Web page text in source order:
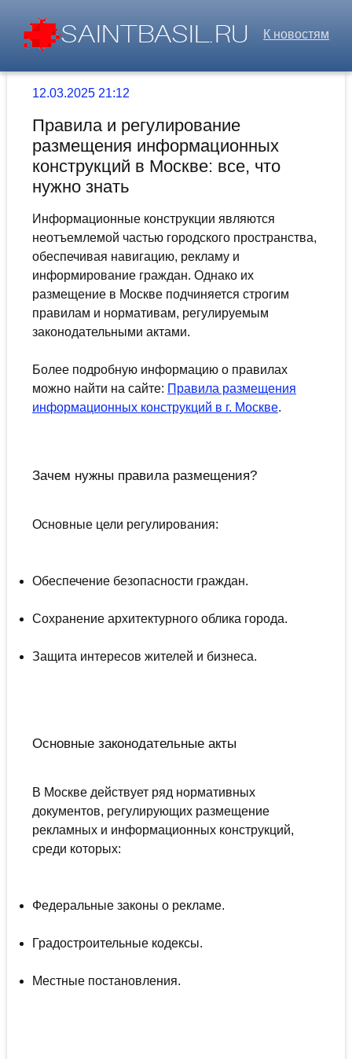
К новостям
12.03.2025 21:12
Правила и регулирование
размещения информационных
конструкций в Москве: все, что
нужно знать
Информационные конструкции являются
неотъемлемой частью городского пространства,
обеспечивая навигацию, рекламу и
информирование граждан. Однако их
размещение в Москве подчиняется строгим
правилам и нормативам, регулируемым
законодательными актами.
Более подробную информацию о правилах
можно найти на сайте: Правила размещения
информационных конструкций в г. Москве.
Зачем нужны правила размещения?
Основные цели регулирования:
Обеспечение безопасности граждан.
Сохранение архитектурного облика города.
Защита интересов жителей и бизнеса.
Основные законодательные акты
В Москве действует ряд нормативных
документов, регулирующих размещение
рекламных и информационных конструкций,
среди которых:
Федеральные законы о рекламе.
Градостроительные кодексы.
Местные постановления.